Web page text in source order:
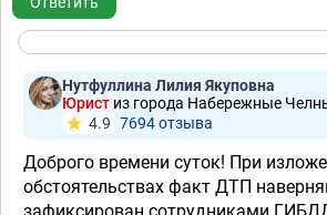
Нутфуллина Лилия Якуповна
Юрист из города Набережные
4.9 7694 отзывa
Доброго времени суток! При
обстоятельствах факт ДТП